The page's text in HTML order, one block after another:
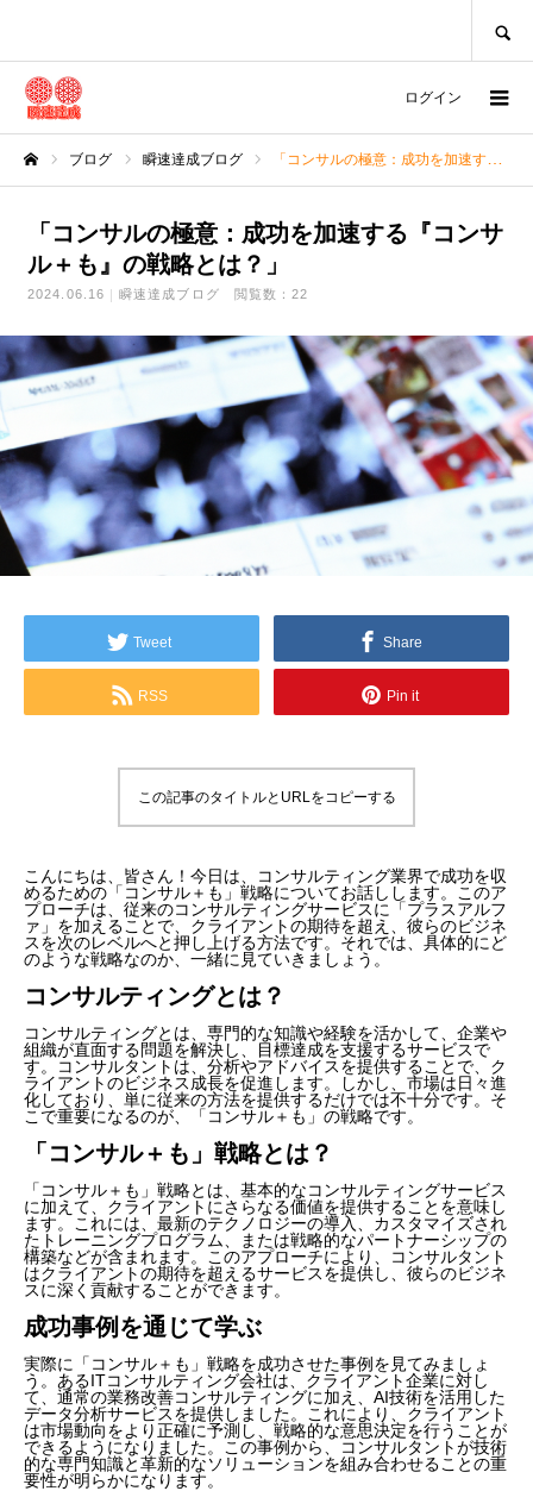
ログイン
ブログ 瞬速達成ブログ 「コンサルの極意：成功を加速する『コンサル＋も』の戦略とは？」
「コンサルの極意：成功を加速する『コンサ
ル＋も』の戦略とは？」
2024.06.16 瞬速達成ブログ 閲覧数：22
Tweet Share
RSS Pin it
この記事のタイトルとURLをコピーする
こんにちは、皆さん！今日は、コンサルティング業界で成功を収
めるための「コンサル＋も」戦略についてお話しします。このア
プローチは、従来のコンサルティングサービスに「プラスアルフ
ァ」を加えることで、クライアントの期待を超え、彼らのビジネ
スを次のレベルへと押し上げる方法です。それでは、具体的にど
のような戦略なのか、一緒に見ていきましょう。
コンサルティングとは？
コンサルティングとは、専門的な知識や経験を活かして、企業や
組織が直面する問題を解決し、目標達成を支援するサービスで
す。コンサルタントは、分析やアドバイスを提供することで、ク
ライアントのビジネス成長を促進します。しかし、市場は日々進
化しており、単に従来の方法を提供するだけでは不十分です。そ
こで重要になるのが、「コンサル＋も」の戦略です。
「コンサル＋も」戦略とは？
「コンサル＋も」戦略とは、基本的なコンサルティングサービス
に加えて、クライアントにさらなる価値を提供することを意味し
ます。これには、最新のテクノロジーの導入、カスタマイズされ
たトレーニングプログラム、または戦略的なパートナーシップの
構築などが含まれます。このアプローチにより、コンサルタント
はクライアントの期待を超えるサービスを提供し、彼らのビジネ
スに深く貢献することができます。
成功事例を通じて学ぶ
実際に「コンサル＋も」戦略を成功させた事例を見てみましょ
う。あるITコンサルティング会社は、クライアント企業に対し
て、通常の業務改善コンサルティングに加え、AI技術を活用した
データ分析サービスを提供しました。これにより、クライアント
は市場動向をより正確に予測し、戦略的な意思決定を行うことが
できるようになりました。この事例から、コンサルタントが技術
的な専門知識と革新的なソリューションを組み合わせることの重
要性が明らかになります。